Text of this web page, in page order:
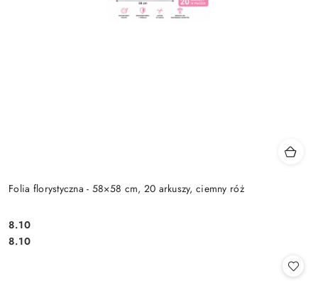
Folia florystyczna - 58×58 cm, 20 arkuszy, ciemny róż
Cena:
8.10
Cena:
8.10